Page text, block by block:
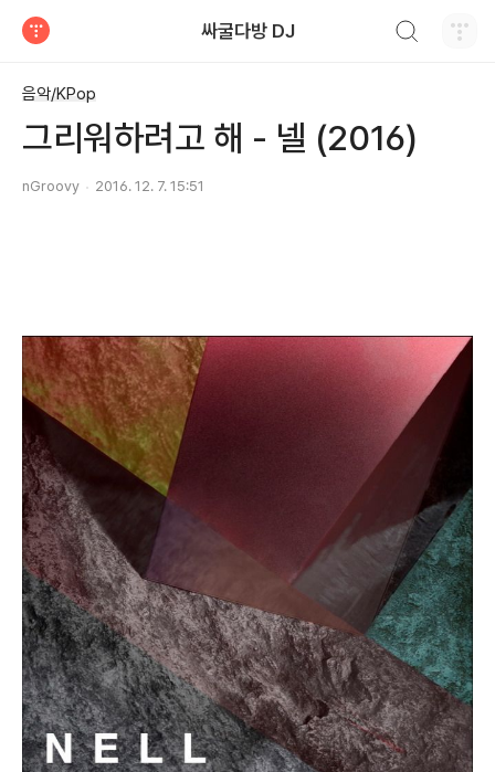
싸굴다방 DJ
음악/KPop
그리워하려고 해 - 넬 (2016)
nGroovy 2016. 12. 7. 15:51